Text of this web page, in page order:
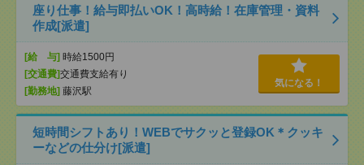
座り仕事！給与即払いOK！高時給！在庫管理・資料
作成[派遣]
[給 与] 時給1500円
[交通費]交通費支給有り
[勤務地] 藤沢駅
気になる！
短時間シフトあり！WEBでサクッと登録OK＊クッキ
ーなどの仕分け[派遣]